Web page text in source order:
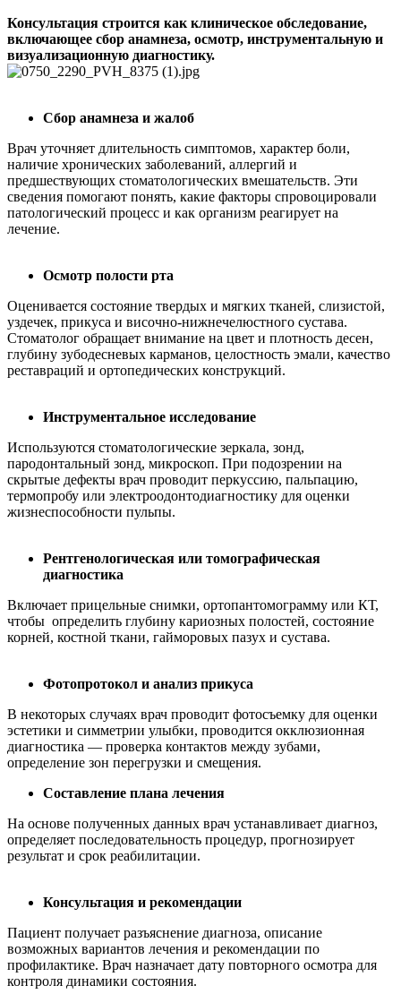
Консультация строится как клиническое обследование,
включающее сбор анамнеза, осмотр, инструментальную и
визуализационную диагностику.
Сбор анамнеза и жалоб
Врач уточняет длительность симптомов, характер боли,
наличие хронических заболеваний, аллергий и
предшествующих стоматологических вмешательств. Эти
сведения помогают понять, какие факторы спровоцировали
патологический процесс и как организм реагирует на
лечение.
Осмотр полости рта
Оценивается состояние твердых и мягких тканей, слизистой,
уздечек, прикуса и височно-нижнечелюстного сустава.
Стоматолог обращает внимание на цвет и плотность десен,
глубину зубодесневых карманов, целостность эмали, качество
реставраций и ортопедических конструкций.
Инструментальное исследование
Используются стоматологические зеркала, зонд,
пародонтальный зонд, микроскоп. При подозрении на
скрытые дефекты врач проводит перкуссию, пальпацию,
термопробу или электроодонтодиагностику для оценки
жизнеспособности пульпы.
Рентгенологическая или томографическая
диагностика
Включает прицельные снимки, ортопантомограмму или КТ,
чтобы определить глубину кариозных полостей, состояние
корней, костной ткани, гайморовых пазух и сустава.
Фотопротокол и анализ прикуса
В некоторых случаях врач проводит фотосъемку для оценки
эстетики и симметрии улыбки, проводится окклюзионная
диагностика — проверка контактов между зубами,
определение зон перегрузки и смещения.
Составление плана лечения
На основе полученных данных врач устанавливает диагноз,
определяет последовательность процедур, прогнозирует
результат и срок реабилитации.
Консультация и рекомендации
Пациент получает разъяснение диагноза, описание
возможных вариантов лечения и рекомендации по
профилактике. Врач назначает дату повторного осмотра для
контроля динамики состояния.